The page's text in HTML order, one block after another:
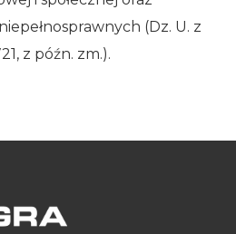
(Dz. U. z
z późn. zm.).